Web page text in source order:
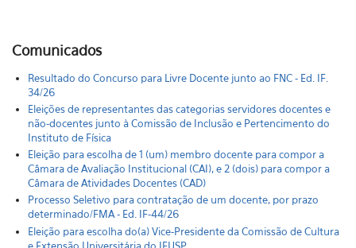
Comunicados
Resultado do Concurso para Livre Docente junto ao FNC - Ed. IF.
34/26
Eleições de representantes das categorias servidores docentes e
não-docentes junto à Comissão de Inclusão e Pertencimento do
Instituto de Física
Eleição para escolha de 1 (um) membro docente para compor a
Câmara de Avaliação Institucional (CAI), e 2 (dois) para compor a
Câmara de Atividades Docentes (CAD)
Processo Seletivo para contratação de um docente, por prazo
determinado/FMA - Ed. IF-44/26
Eleição para escolha do(a) Vice-Presidente da Comissão de Cultura
e Extensão Universitária do IFUSP